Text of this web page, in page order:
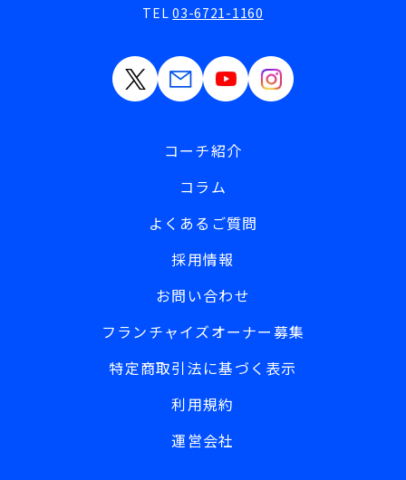
TEL03-6721-1160
コーチ紹介
コラム
よくあるご質問
採用情報
お問い合わせ
フランチャイズオーナー募集
特定商取引法に基づく表示
利用規約
運営会社